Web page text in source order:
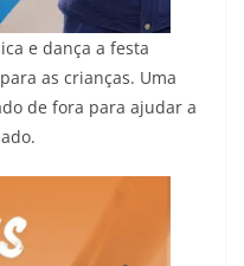
e dança a festa
as crianças. Uma
de fora para ajudar a